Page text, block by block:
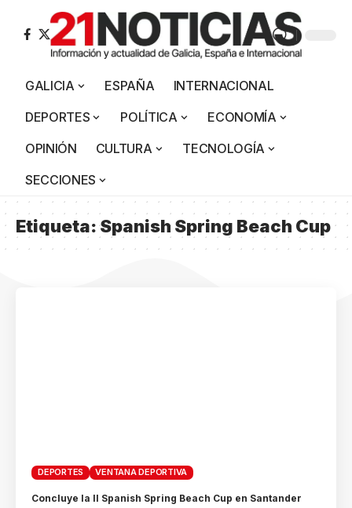
GALICIA ESPAÑA
INTERNACIONAL
DEPORTES
POLÍTICA
ECONOMÍA
OPINIÓN
CULTURA
TECNOLOGÍA
SECCIONES
Etiqueta:Spanish Spring Beach Cup
DEPORTES VENTANA DEPORTIVA
Concluye la II Spanish Spring Beach Cup en Santander